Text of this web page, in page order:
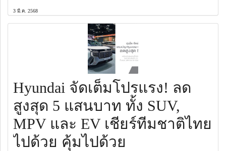
3 มี.ค. 2568
Hyundai จัดเต็มโปรแรง! ลด
สูงสุด 5 แสนบาท ทั้ง SUV,
MPV และ EV เชียร์ทีมชาติไทย
ไปด้วย คุ้มไปด้วย